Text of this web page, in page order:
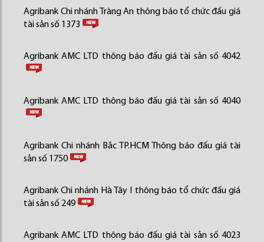
Agribank Chi nhánh Tràng An thông báo tổ chức đấu giá
tài sản số 1373
Agribank AMC LTD thông báo đấu giá tài sản số 4042
Agribank AMC LTD thông báo đấu giá tài sản số 4040
Agribank Chi nhánh Bắc TP.HCM Thông báo đấu giá tài
sản số 1750
Agribank Chi nhánh Hà Tây I thông báo tổ chức đấu giá
tài sản số 249
Agribank AMC LTD thông báo đấu giá tài sản số 4023